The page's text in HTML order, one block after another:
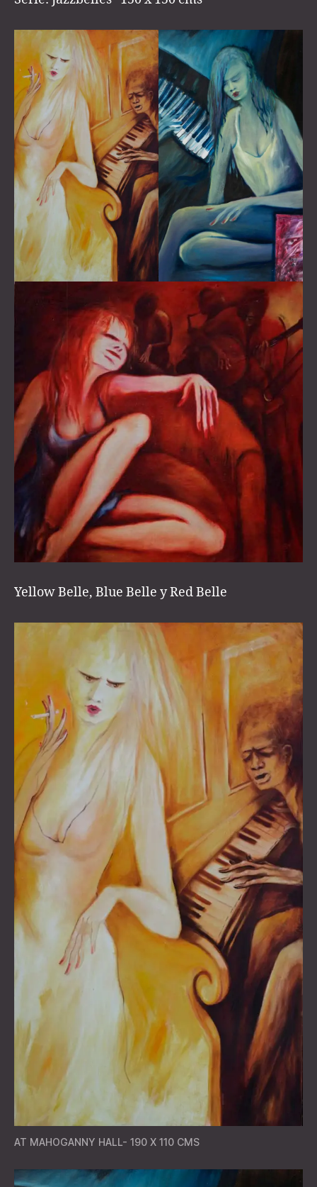
Yellow Belle, Blue Belle y Red Belle
AT MAHOGANNY HALL- 190 X 110 CMS